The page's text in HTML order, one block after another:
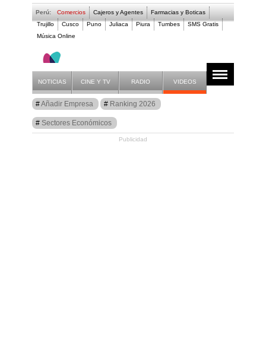
Perú: Comercios Cajeros y Agentes
Farmacias y Boticas
Trujillo
Cusco Puno Juliaca Piura Tumbes
SMS Gratis
Música Online
- COMERCIAL
Guía
Comercios Perú
NOTICIAS CINE Y TV RADIO VIDEOS
Añadir Empresa Ranking 2026
Sectores Económicos
Publicidad